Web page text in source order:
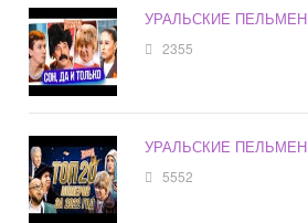
УРАЛЬСКИЕ
2355
УРАЛЬСКИЕ
5552